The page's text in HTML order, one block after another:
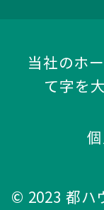
当社のホ
て字を
© 2023 都ハ